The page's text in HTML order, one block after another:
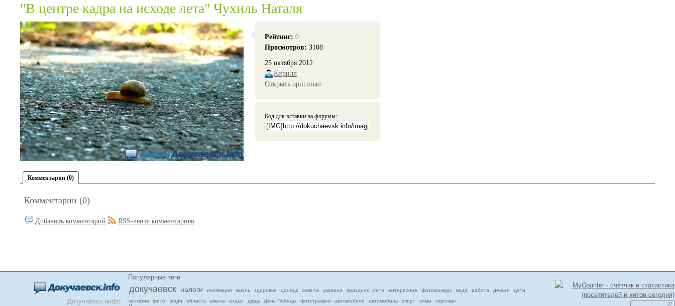
"В центре кадра на исходе лета" Чухиль Наталя
Рейтинг: 0
Просмотров: 3108
25 октября 2012
Кирилл
Открыть оригинал
Код для вставки на форумы:
Комментарии (0)
Комментарии (0)
Добавить комментарий RSS-лента комментариев
Популярные теги
докучаевск налоги инспекция жизнь здоровье донецк советы украина праздник лето интересное фотоконкурс вода работа деньги
дети
история фото люди область школа отдых дфдк День Победы фотографии автомобили автомобиль спорт зима горсовет
Докучаевск.инфо